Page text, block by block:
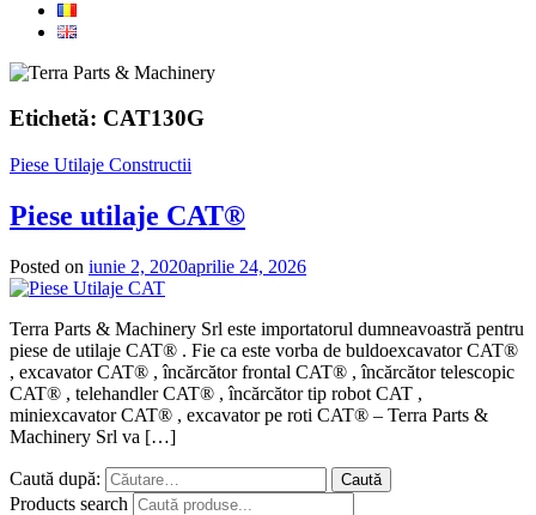
Etichetă: CAT130G
Piese Utilaje Constructii
Piese utilaje CAT®
Posted on iunie 2, 2020aprilie 24, 2026
Terra Parts & Machinery Srl este importatorul dumneavoastră pentru
piese de utilaje CAT® . Fie ca este vorba de buldoexcavator CAT®
, excavator CAT® , încărcător frontal CAT® , încărcător telescopic
CAT® , telehandler CAT® , încărcător tip robot CAT ,
miniexcavator CAT® , excavator pe roti CAT® – Terra Parts &
Machinery Srl va […]
Caută după:
Products search